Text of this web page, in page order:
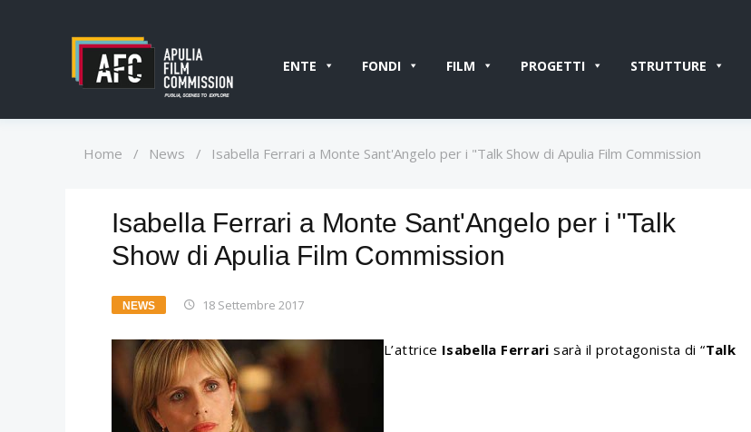
ENTE FONDI FILM PROGETTI STRUTTURE
Home / News / Isabella Ferrari a Monte Sant'Angelo per i "Talk Show di Apulia Film Commission
Isabella Ferrari a Monte Sant'Angelo per i "Talk
Show di Apulia Film Commission
NEWS 18 Settembre 2017
L’attrice Isabella Ferrari sarà il protagonista di “Talk